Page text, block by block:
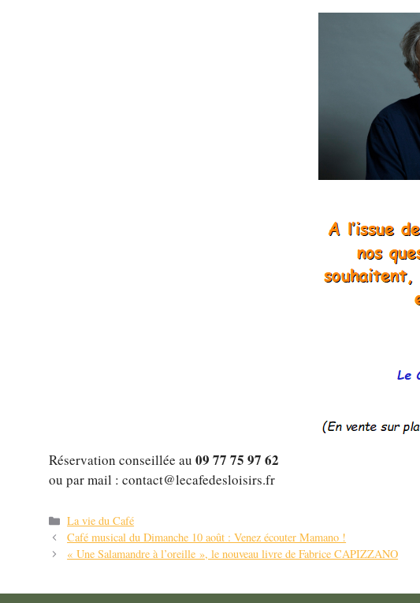
Réservation conseillée au 09 77 75 97 62
ou par mail : contact@lecafedesloisirs.fr
Catégories
La vie du Café
Navigation
des
Café musical du Dimanche 10 août : Venez écouter Mamano !
« Une Salamandre à l’oreille », le nouveau livre de Fabrice CAPIZZANO